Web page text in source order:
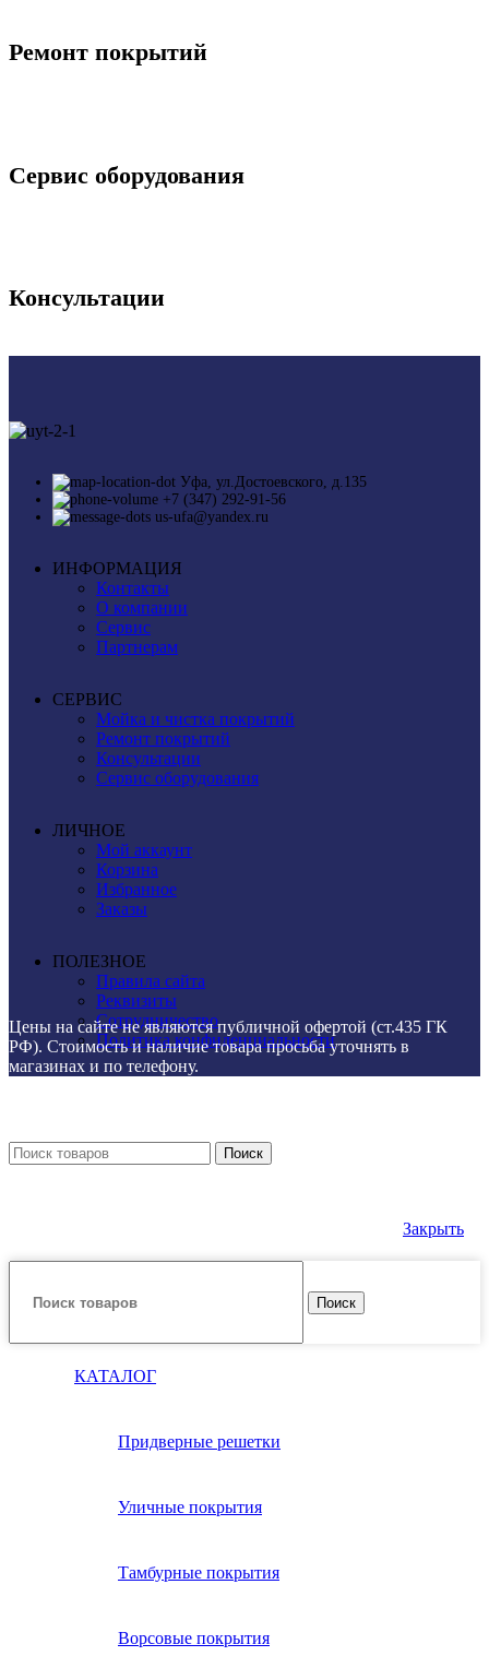
Ремонт покрытий
Сервис оборудования
Консультации
Уфа, ул.Достоевского, д.135
+7 (347) 292-91-56
us-ufa@yandex.ru
ИНФОРМАЦИЯ
Контакты
О компании
Сервис
Партнерам
СЕРВИС
Мойка и чистка покрытий
Ремонт покрытий
Консультации
Сервис оборудования
ЛИЧНОЕ
Мой аккаунт
Корзина
Избранное
Заказы
ПОЛЕЗНОЕ
Правила сайта
Реквизиты
Сотрудничество
Политика конфиденциальности
Цены на сайте не являются публичной офертой (ст.435 ГК
РФ). Стоимость и наличие товара просьба уточнять в
магазинах и по телефону.
Поиск
Закрыть
Поиск
КАТАЛОГ
Придверные решетки
Уличные покрытия
Тамбурные покрытия
Ворсовые покрытия